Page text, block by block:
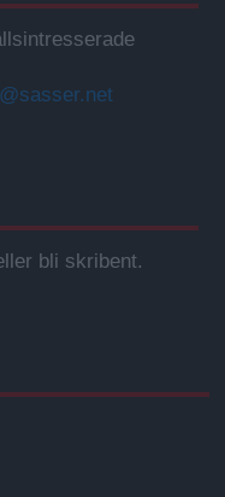
bli skribent.